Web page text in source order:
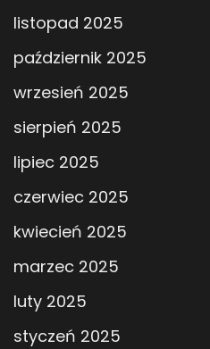
listopad 2025
październik 2025
wrzesień 2025
sierpień 2025
lipiec 2025
czerwiec 2025
kwiecień 2025
marzec 2025
luty 2025
styczeń 2025